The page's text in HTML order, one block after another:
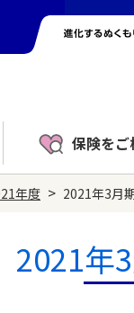
保険をご
年度 > 2021年3月
2021年